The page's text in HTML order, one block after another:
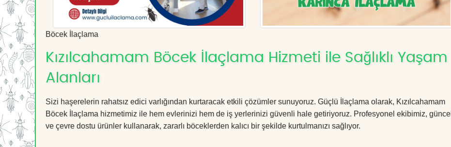
Böcek İlaçlama
Kızılcahamam Böcek İlaçlama Hizmeti ile Sağlıklı Yaşam
Alanları
Sizi haşerelerin rahatsız edici varlığından kurtaracak etkili çözümler sunuyoruz. Güçlü İlaçlama olarak, Kızılcahamam
Böcek İlaçlama hizmetimiz ile hem evlerinizi hem de iş yerlerinizi güvenli hale getiriyoruz. Profesyonel ekibimiz, güncel
ve çevre dostu ürünler kullanarak, zararlı böceklerden kalıcı bir şekilde kurtulmanızı sağlıyor.